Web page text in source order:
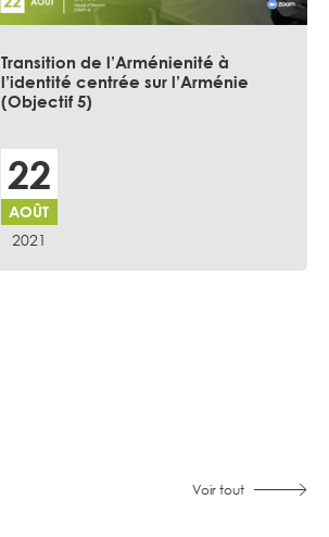
Transition de l’Arménienité à
l’identité centrée sur l’Arménie
(Objectif 5)
22
AOÛT
2021
Voir tout